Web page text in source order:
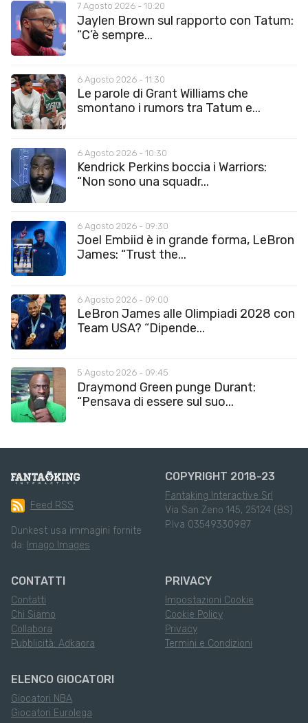
7 Agosto 2026 - 10:20
Jaylen Brown sul rapporto con Tatum:
“C’è sempre...
6 Agosto 2026 - 11:30
Le parole di Grant Williams che
smontano i rumors tra Tatum e...
6 Agosto 2026 - 10:30
Kendrick Perkins boccia i Warriors:
“Non sono una squadr...
6 Agosto 2026 - 09:30
Joel Embiid è in grande forma, LeBron
James: “Trust the...
6 Agosto 2026 - 09:00
LeBron James alle Olimpiadi 2028 con
Team USA? “Dipende...
5 Agosto 2026 - 09:45
Draymond Green punge Durant:
“Pensava di essere sul suo...
Feed RSS
Dunkest usa immagini fornite
da: Imago Images
COPYRIGHT 2018-23
Fantaking Interactive Srl
Via San Zeno 145, 25124 (BS)
P.Iva 03549330987
CONTATTI
Contatti
Chi Siamo
Collabora
Pubblicità: Adkaora
PRIVACY
Impostazioni Cookie
Cookie Policy
Privacy
Termini e Condizioni
ELENCO GIOCATORI
Giocatori NBA
Giocatori Eurolega